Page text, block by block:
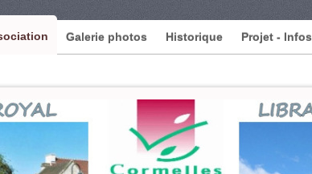
Galerie photos Historique Projet - Infos